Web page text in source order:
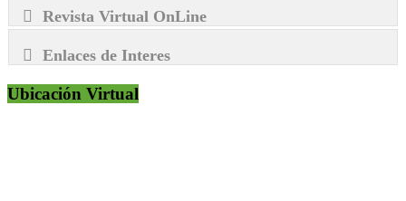
Revista Virtual OnLine
Enlaces de Interes
Ubicación Virtual